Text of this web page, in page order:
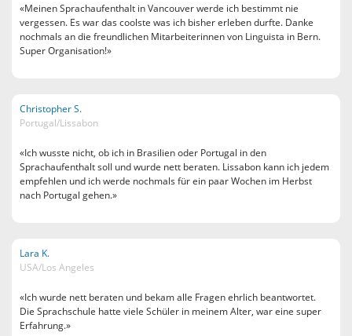
«Meinen Sprachaufenthalt in Vancouver werde ich bestimmt nie
vergessen. Es war das coolste was ich bisher erleben durfte. Danke
nochmals an die freundlichen Mitarbeiterinnen von Linguista in Bern.
Super Organisation!»
Christopher S.
Portugal/Lissabon
«Ich wusste nicht, ob ich in Brasilien oder Portugal in den
Sprachaufenthalt soll und wurde nett beraten. Lissabon kann ich jedem
empfehlen und ich werde nochmals für ein paar Wochen im Herbst
nach Portugal gehen.»
Lara K.
USA/Los Angeles
«Ich wurde nett beraten und bekam alle Fragen ehrlich beantwortet.
Die Sprachschule hatte viele Schüler in meinem Alter, war eine super
Erfahrung.»